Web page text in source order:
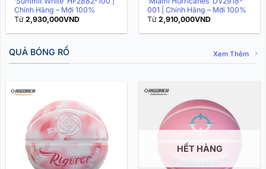
Chính Hãng – Mới 100%
Từ2,930,000VND
001 | Chính Hãng – Mới 100%
Từ2,910,000VND
QUẢ BÓNG RỔ Xem Thêm
HẾT HÀNG